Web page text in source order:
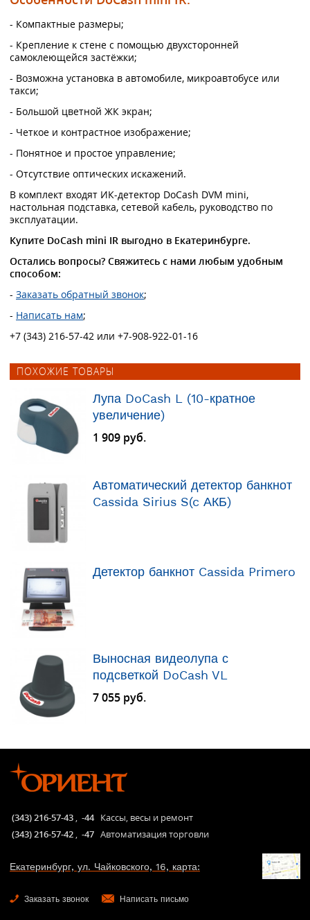
- Компактные размеры;
- Крепление к стене с помощью двухсторонней
самоклеющейся застёжки;
- Возможна установка в автомобиле, микроавтобусе или
такси;
- Большой цветной ЖК экран;
- Четкое и контрастное изображение;
- Понятное и простое управление;
- Отсутствие оптических искажений.
В комплект входят ИК-детектор DoCash DVM mini,
настольная подставка, сетевой кабель, руководство по
эксплуатации.
Купите DoCash mini IR выгодно в Екатеринбурге.
Остались вопросы? Свяжитесь с нами любым удобным
способом:
- Заказать обратный звонок;
- Написать нам;
+7 (343) 216-57-42 или +7-908-922-01-16
ПОХОЖИЕ ТОВАРЫ
Лупа DoCash L (10-кратное
увеличение)
1 909 руб.
Автоматический детектор банкнот
Cassida Sirius S(c АКБ)
Детектор банкнот Cassida Primero
Выносная видеолупа с
подсветкой DoCash VL
7 055 руб.
(343) 216-57-43 , -44 Кассы, весы и ремонт
(343) 216-57-42 , -47 Автоматизация торговли
Екатеринбург, ул. Чайковского, 16, карта:
Заказать звонок Написать письмо